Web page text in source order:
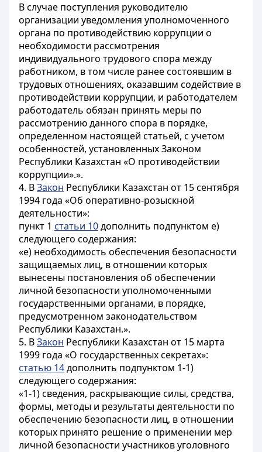
В случае поступления руководителю
организации уведомления уполномоченного
органа по противодействию коррупции о
необходимости рассмотрения
индивидуального трудового спора между
работником, в том числе ранее состоявшим в
трудовых отношениях, оказавшим содействие в
противодействии коррупции, и работодателем
работодатель обязан принять меры по
рассмотрению данного спора в порядке,
определенном настоящей статьей, с учетом
особенностей, установленных Законом
Республики Казахстан «О противодействии
коррупции».».
4. ВЗакон Республики Казахстан от 15 сентября
1994 года «Об оперативно-розыскной
деятельности»:
пункт 1 статьи 10дополнить подпунктом е)
следующего содержания:
«е) необходимость обеспечения безопасности
защищаемых лиц, в отношении которых
вынесены постановления об обеспечении
личной безопасности уполномоченными
государственными органами, в порядке,
предусмотренном законодательством
Республики Казахстан.».
5. ВЗакон Республики Казахстан от 15 марта
1999 года «О государственных секретах»:
статью 14дополнить подпунктом 1-1)
следующего содержания:
«1-1) сведения, раскрывающие силы, средства,
формы, методы и результаты деятельности по
обеспечению безопасности лиц, в отношении
которых принято решение о применении мер
личной безопасности участников уголовного